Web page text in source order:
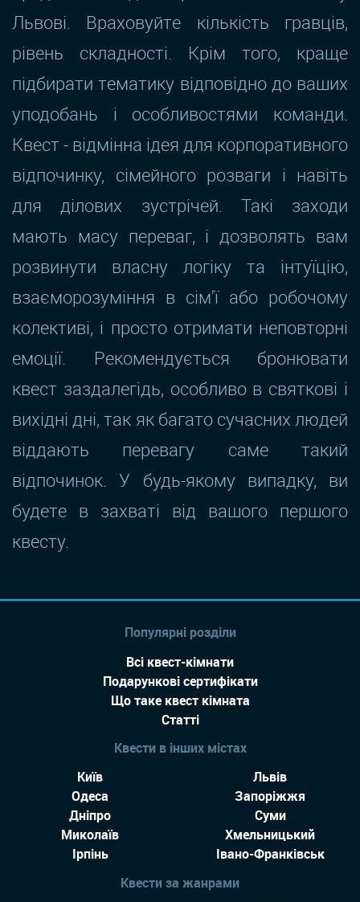
Львові. Враховуйте кількість гравців,
рівень складності. Крім того, краще
підбирати тематику відповідно до ваших
уподобань і особливостями команди.
Квест - відмінна ідея для корпоративного
відпочинку, сімейного розваги і навіть
для ділових зустрічей. Такі заходи
мають масу переваг, і дозволять вам
розвинути власну логіку та інтуїцію,
взаєморозуміння в сім'ї або робочому
колективі, і просто отримати неповторні
емоції. Рекомендується бронювати
квест заздалегідь, особливо в святкові і
вихідні дні, так як багато сучасних людей
віддають перевагу саме такий
відпочинок. У будь-якому випадку, ви
будете в захваті від вашого першого
квесту.
Популярні розділи
Всі квест-кімнати
Подарункові сертифікати
Що таке квест кімната
Статті
Квести в інших містах
Київ
Львів
Одеса
Запоріжжя
Дніпро
Суми
Миколаїв
Хмельницький
Ірпінь
Івано-Франківськ
Квести за жанрами